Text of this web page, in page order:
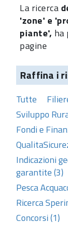
La ricerca
'zone' e
piante', ha
pagine
Raffina i
Tutte
Sviluppo
Fondi e
Indicazioni
garantite (3)
Pesca
Ricerca
Concorsi (1)